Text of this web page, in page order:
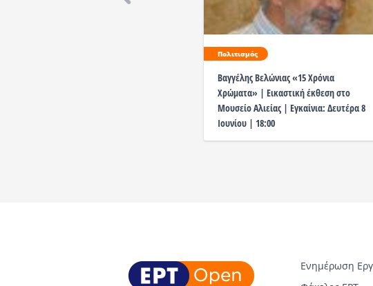
Πολιτισμός
Βαγγέλης Βελώνιας «15 Χρόνια
Χρώματα» | Εικαστική έκθεση στο
Μουσείο Αλιείας | Εγκαίνια: Δευτέρα 8
Ιουνίου | 18:00
Ενημέρωση